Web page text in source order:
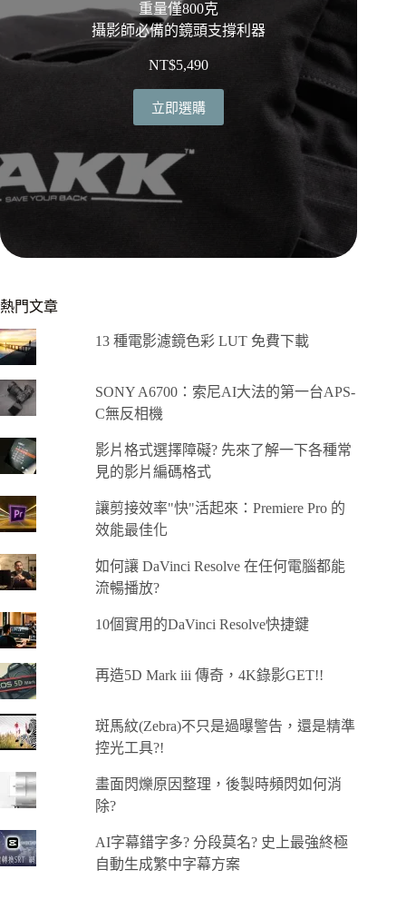
重量僅800克
攝影師必備的鏡頭支撐利器
NT$5,490
立即選購
熱門文章
13 種電影濾鏡色彩 LUT 免費下載
SONY A6700：索尼AI大法的第一台APS-
C無反相機
影片格式選擇障礙? 先來了解一下各種常
見的影片編碼格式
讓剪接效率"快"活起來：Premiere Pro 的
效能最佳化
如何讓 DaVinci Resolve 在任何電腦都能
流暢播放?
10個實用的DaVinci Resolve快捷鍵
再造5D Mark iii 傳奇，4K錄影GET!!
斑馬紋(Zebra)不只是過曝警告，還是精準
控光工具?!
畫面閃爍原因整理，後製時頻閃如何消
除?
AI字幕錯字多? 分段莫名? 史上最強終極
自動生成繁中字幕方案